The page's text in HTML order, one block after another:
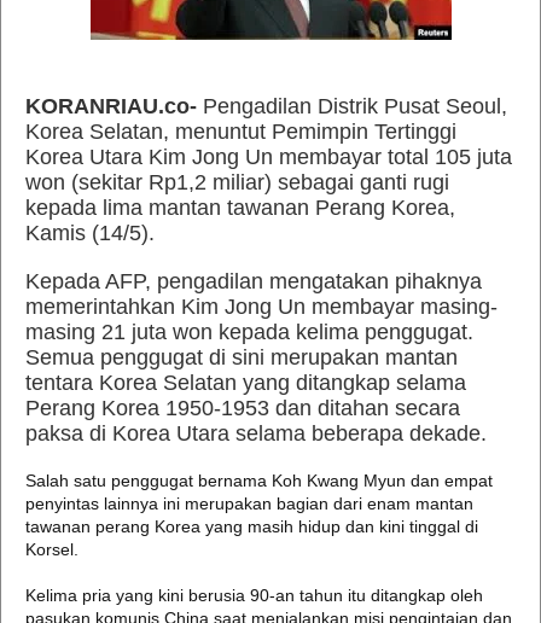
KORANRIAU.co- Pengadilan Distrik Pusat Seoul,
Korea Selatan, menuntut Pemimpin Tertinggi
Korea Utara Kim Jong Un membayar total 105 juta
won (sekitar Rp1,2 miliar) sebagai ganti rugi
kepada lima mantan tawanan Perang Korea,
Kamis (14/5).
Kepada AFP, pengadilan mengatakan pihaknya
memerintahkan Kim Jong Un membayar masing-
masing 21 juta won kepada kelima penggugat.
Semua penggugat di sini merupakan mantan
tentara Korea Selatan yang ditangkap selama
Perang Korea 1950-1953 dan ditahan secara
paksa di Korea Utara selama beberapa dekade.
Salah satu penggugat bernama Koh Kwang Myun dan empat
penyintas lainnya ini merupakan bagian dari enam mantan
tawanan perang Korea yang masih hidup dan kini tinggal di
Korsel.
Kelima pria yang kini berusia 90-an tahun itu ditangkap oleh
pasukan komunis China saat menjalankan misi pengintaian dan